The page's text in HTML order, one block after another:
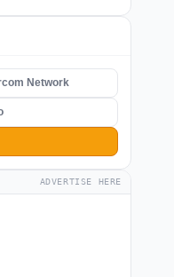
Network
ADVERTISE HERE